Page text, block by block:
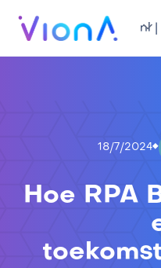
nl |
18/7/2024
Hoe RPA